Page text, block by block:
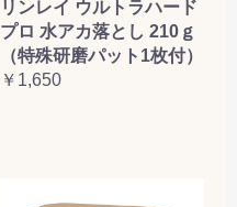
リンレイ ウルトラハード
プロ 水アカ落とし 210ｇ
（特殊研磨パット1枚付）
￥1,650